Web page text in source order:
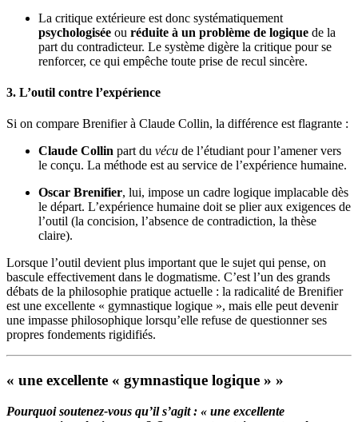
La critique extérieure est donc systématiquement
psychologisée ou réduite à un problème de logique de la
part du contradicteur. Le système digère la critique pour se
renforcer, ce qui empêche toute prise de recul sincère.
3. L’outil contre l’expérience
Si on compare Brenifier à Claude Collin, la différence est flagrante :
Claude Collin part du vécu de l’étudiant pour l’amener vers
le conçu. La méthode est au service de l’expérience humaine.
Oscar Brenifier, lui, impose un cadre logique implacable dès
le départ. L’expérience humaine doit se plier aux exigences de
l’outil (la concision, l’absence de contradiction, la thèse
claire).
Lorsque l’outil devient plus important que le sujet qui pense, on
bascule effectivement dans le dogmatisme. C’est l’un des grands
débats de la philosophie pratique actuelle : la radicalité de Brenifier
est une excellente « gymnastique logique », mais elle peut devenir
une impasse philosophique lorsqu’elle refuse de questionner ses
propres fondements rigidifiés.
« une excellente « gymnastique logique » »
Pourquoi soutenez-vous qu’il s’agit : « une excellente